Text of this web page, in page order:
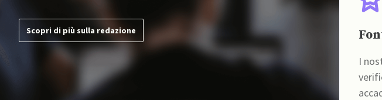
Scopri di più sulla redazione
I